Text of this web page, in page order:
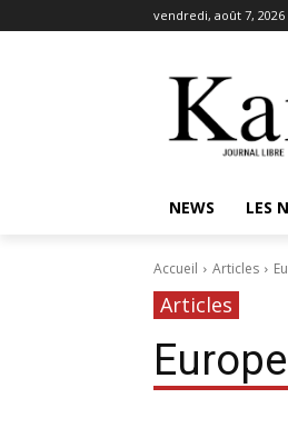
vendredi, août 7, 2026
NEWS LES
Accueil Articles
Articles